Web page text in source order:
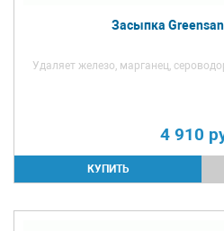
Засыпка
Удаляет железо, марганец,
4 910